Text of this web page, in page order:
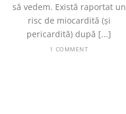
să vedem. Există raportat un
risc de miocardită (și
pericardită) după [...]
1 COMMENT